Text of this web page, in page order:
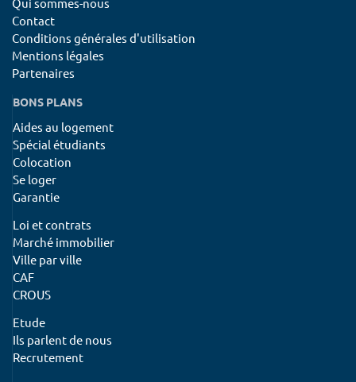
Qui sommes-nous
Contact
Conditions générales d'utilisation
Mentions légales
Partenaires
BONS PLANS
Aides au logement
Spécial étudiants
Colocation
Se loger
Garantie
Loi et contrats
Marché immobilier
Ville par ville
CAF
CROUS
Etude
Ils parlent de nous
Recrutement